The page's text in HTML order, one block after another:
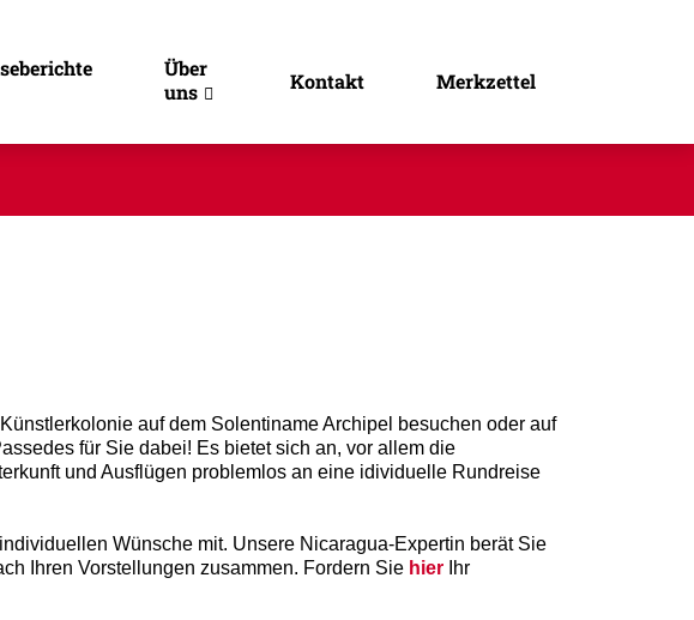
Über
uns
Kontakt Merkzettel
auf dem Solentiname Archipel besuchen oder auf
für Sie dabei! Es bietet sich an, vor allem die
und Ausflügen problemlos an eine idividuelle Rundreise
Wünsche mit. Unsere Nicaragua-Expertin berät Sie
Ihren Vorstellungen zusammen. Fordern Sie hier Ihr